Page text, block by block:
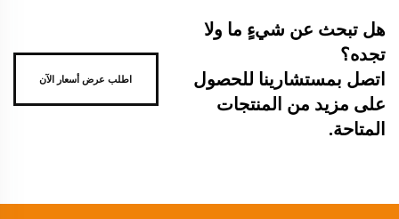
هل تبحث عن شيءٍ ما ولا
تجده؟
اتصل بمستشارينا للحصول
على مزيد من المنتجات
المتاحة.
اطلب عرض أسعار الآن